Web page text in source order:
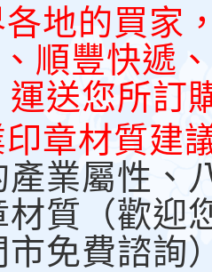
地的買家
順豐快遞
運送您所訂
章材質建
產業屬性、
材質（歡迎
市免費諮詢